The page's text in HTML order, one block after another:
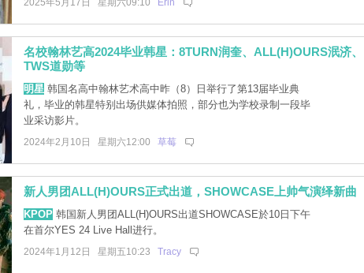
2025年5月17日 星期六09:10 Erin
名校翰林艺高2024毕业韩星：8TURN润奎、ALL(H)OURS泯济、
TWS道勋等
明星韩国名高中翰林艺术高中昨（8）日举行了第13届毕业典
礼，毕业的韩星特别出场供媒体拍照，部分也为学校录制一段毕
业采访影片。
2024年2月10日 星期六12:00 草莓
新人男团ALL(H)OURS正式出道，SHOWCASE上帅气演绎新曲
KPOP韩国新人男团ALL(H)OURS出道SHOWCASE於10日下午
在首尔YES 24 Live Hall进行。
2024年1月12日 星期五10:23 Tracy